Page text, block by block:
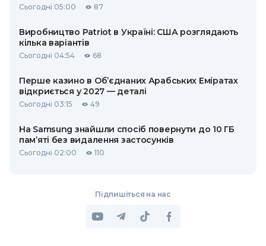
Сьогодні 05:00 87
Виробництво Patriot в Україні: США розглядають
кілька варіантів
Сьогодні 04:54 68
Перше казино в Об’єднаних Арабських Еміратах
відкриється у 2027 — деталі
Сьогодні 03:15 49
На Samsung знайшли спосіб повернути до 10 ГБ
пам’яті без видалення застосунків
Сьогодні 02:00 110
Підпишіться на нас